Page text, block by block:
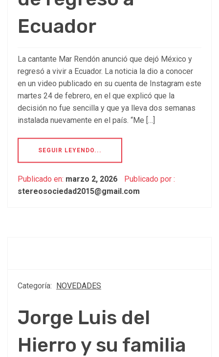
Ecuador
La cantante Mar Rendón anunció que dejó México y
regresó a vivir a Ecuador. La noticia la dio a conocer
en un video publicado en su cuenta de Instagram este
martes 24 de febrero, en el que explicó que la
decisión no fue sencilla y que ya lleva dos semanas
instalada nuevamente en el país. “Me […]
SEGUIR LEYENDO...
Publicado en: marzo 2, 2026
Publicado por :
stereosociedad2015@gmail.com
Categoría: NOVEDADES
Jorge Luis del
Hierro y su familia